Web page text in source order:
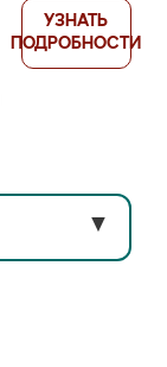
УЗНАТЬ
ПОДРОБНОСТИ
▼